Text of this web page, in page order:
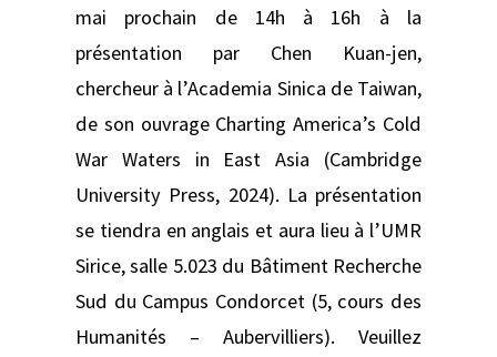
mai prochain de 14h à 16h à la
présentation par Chen Kuan-jen,
chercheur à l’Academia Sinica de Taiwan,
de son ouvrage Charting America’s Cold
War Waters in East Asia (Cambridge
University Press, 2024). La présentation
se tiendra en anglais et aura lieu à l’UMR
Sirice, salle 5.023 du Bâtiment Recherche
Sud du Campus Condorcet (5, cours des
Humanités – Aubervilliers). Veuillez